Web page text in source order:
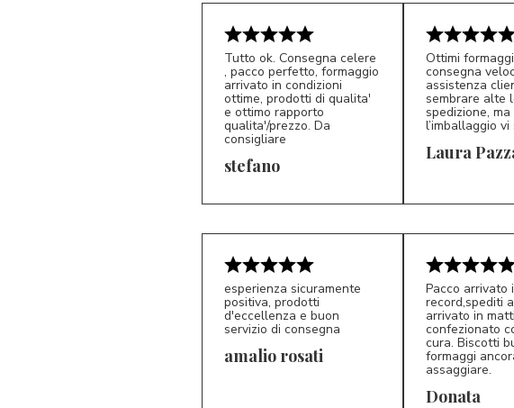
S* 5/5
Tutto ok. Consegna celere
, pacco perfetto, formaggio
arrivato in condizioni
ottime, prodotti di qualita'
e ottimo rapporto
qualita'/prezzo. Da
consigliare
stefano
LP
Ottimi
consegna
assistenza
sembrare alte
spedizione,
l’imballaggio
Laura
AR 5/5
esperienza sicuramente
positiva, prodotti
d'eccellenza e buon
servizio di consegna
amalio rosati
D*
Pacco arrivato
record,spediti
arrivato in
confezionato
cura. Biscotti
formaggi
assaggiare.
Donata